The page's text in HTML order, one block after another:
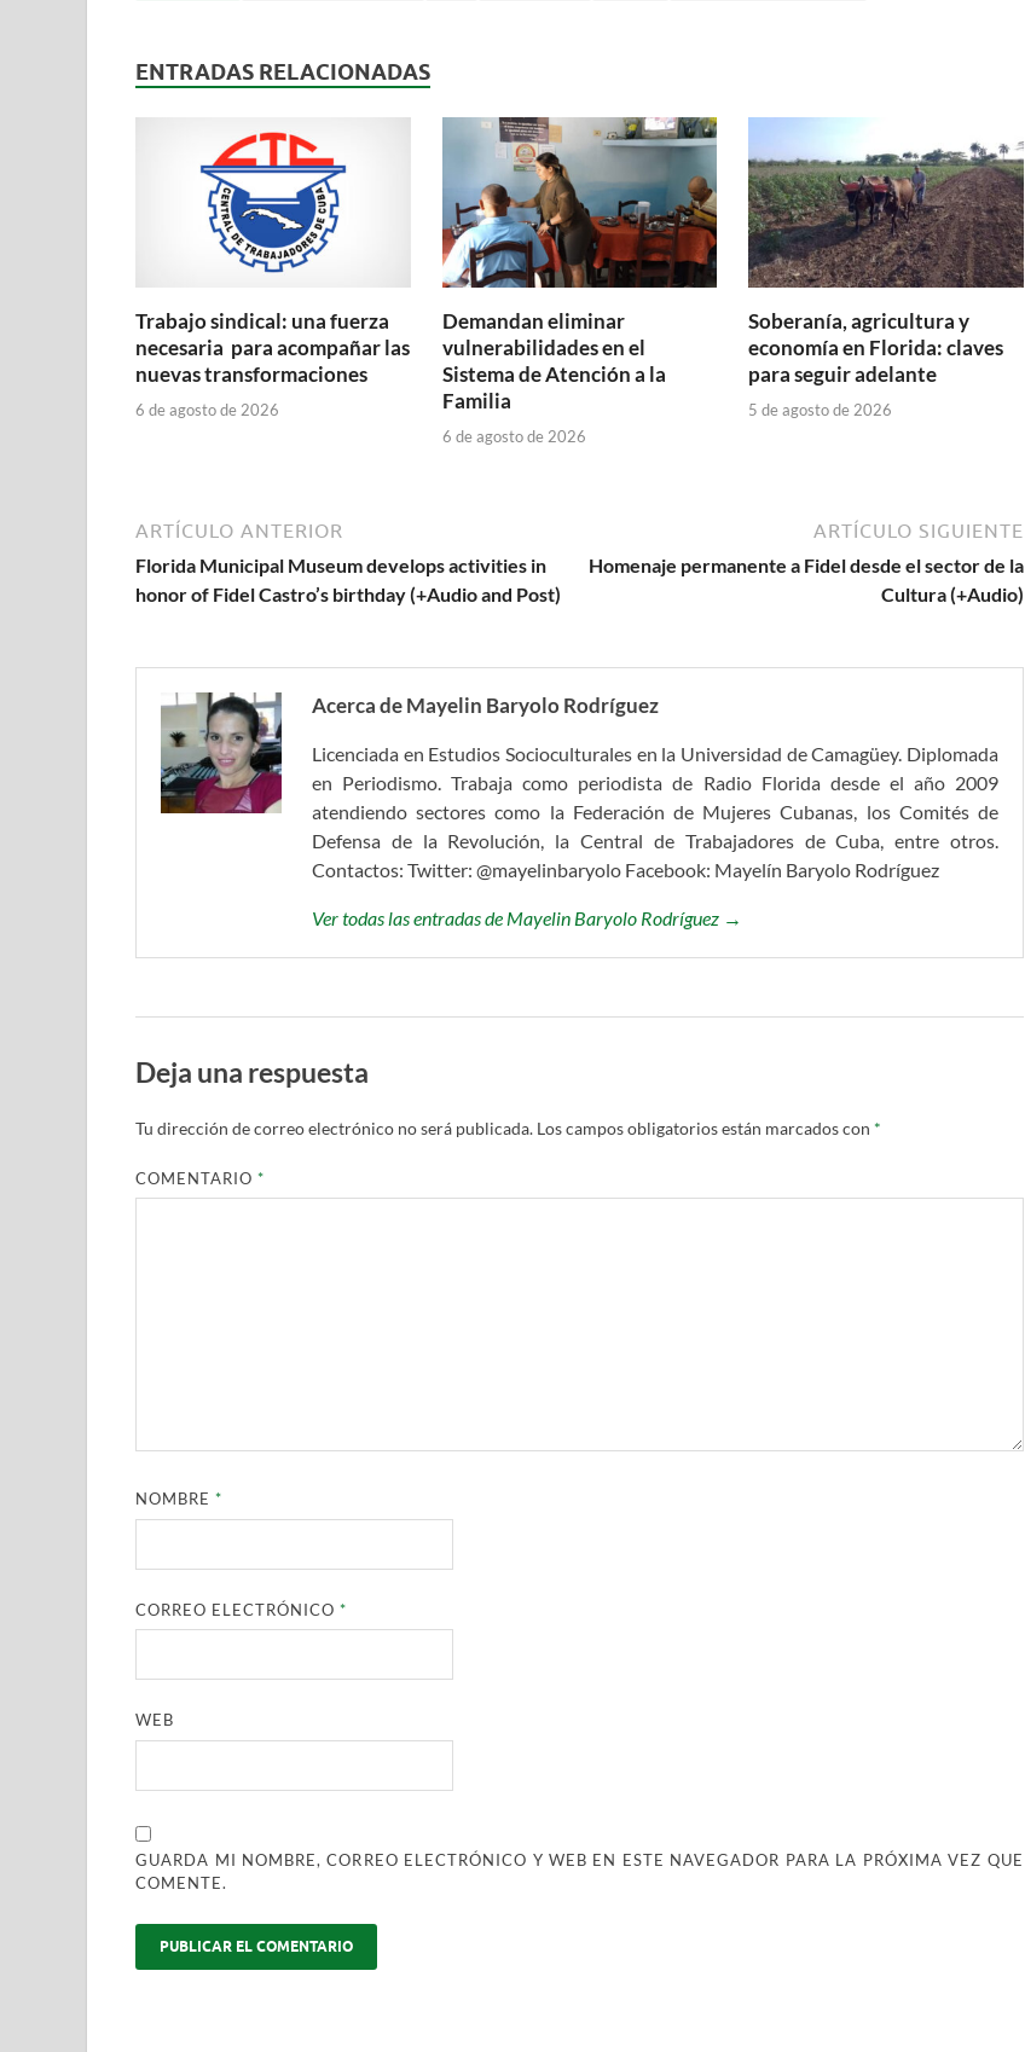
ENTRADAS RELACIONADAS
Trabajo sindical: una fuerza
necesaria para acompañar las
nuevas transformaciones
6 de agosto de 2026
Demandan eliminar
vulnerabilidades en el
Sistema de Atención a la
Familia
6 de agosto de 2026
Soberanía, agricultura y
economía en Florida: claves
para seguir adelante
5 de agosto de 2026
ARTÍCULO ANTERIOR
Florida Municipal Museum develops activities in
honor of Fidel Castro’s birthday (+Audio and Post)
ARTÍCULO SIGUIENTE
Homenaje permanente a Fidel desde el sector de la
Cultura (+Audio)
Acerca de Mayelin Baryolo Rodríguez
Licenciada en Estudios Socioculturales en la Universidad de Camagüey. Diplomada
en Periodismo. Trabaja como periodista de Radio Florida desde el año 2009
atendiendo sectores como la Federación de Mujeres Cubanas, los Comités de
Defensa de la Revolución, la Central de Trabajadores de Cuba, entre otros.
Contactos: Twitter: @mayelinbaryolo Facebook: Mayelín Baryolo Rodríguez
Ver todas las entradas de Mayelin Baryolo Rodríguez →
Deja una respuesta
Tu dirección de correo electrónico no será publicada. Los campos obligatorios están marcados con *
COMENTARIO*
NOMBRE*
CORREO ELECTRÓNICO*
WEB
GUARDA MI NOMBRE, CORREO ELECTRÓNICO Y WEB EN ESTE NAVEGADOR PARA LA PRÓXIMA VEZ QUE
COMENTE.